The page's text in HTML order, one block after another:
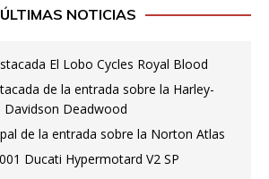
ÚLTIMAS NOTICIAS